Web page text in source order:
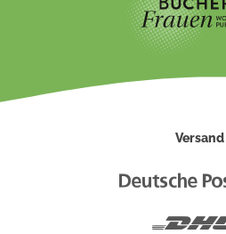
Versand